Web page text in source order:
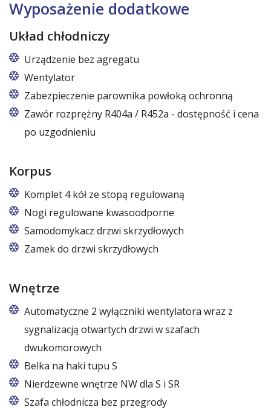
120 cm (50,5 cm x 51 cm),
140 cm (60,5 cm x 51 cm),
160 cm (70,5 cm x 51 cm)
Wyposażenie dodatkowe
Układ chłodniczy
Urządzenie bez agregatu
Wentylator
Zabezpieczenie parownika powłoką ochronną
Zawór rozprężny R404a / R452a - dostępność i cena
po uzgodnieniu
Korpus
Komplet 4 kół ze stopą regulowaną
Cztery koła obrotowe, w tym dwa z hamulcem.
Nogi regulowane kwasoodporne
Nogi z regulacją w zakresie 87 – 97 mm
Samodomykacz drzwi skrzydłowych
Zamek do drzwi skrzydłowych
Wnętrze
Automatyczne 2 wyłączniki wentylatora wraz z
sygnalizacją otwartych drzwi w szafach
dwukomorowych
Belka na haki tupu S
Cena dotyczy jednej belki w jednej komorze szafy
Nierdzewne wnętrze NW dla S i SR
Szafa chłodnicza bez przegrody